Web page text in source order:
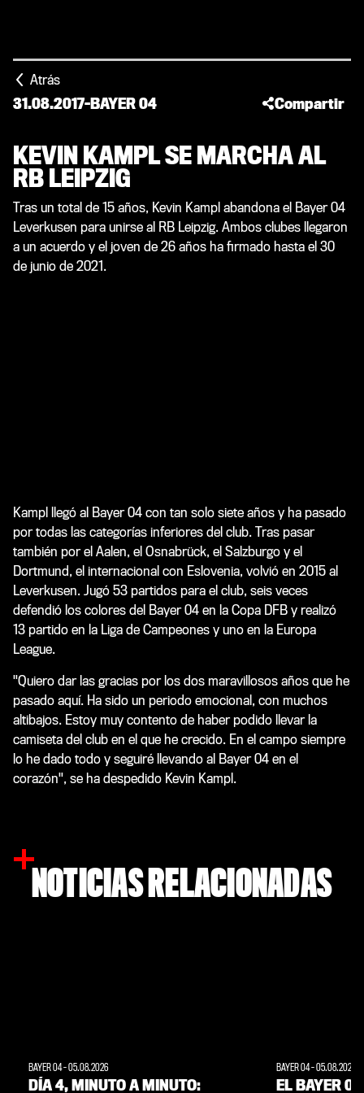
Atrás
31.08.2017-BAYER 04 Compartir
KEVIN KAMPL SE MARCHA AL
RB LEIPZIG
Tras un total de 15 años, Kevin Kampl abandona el Bayer 04
Leverkusen para unirse al RB Leipzig. Ambos clubes llegaron
a un acuerdo y el joven de 26 años ha firmado hasta el 30
de junio de 2021.
Kampl llegó al Bayer 04 con tan solo siete años y ha pasado
por todas las categorías inferiores del club. Tras pasar
también por el Aalen, el Osnabrück, el Salzburgo y el
Dortmund, el internacional con Eslovenia, volvió en 2015 al
Leverkusen. Jugó 53 partidos para el club, seis veces
defendió los colores del Bayer 04 en la Copa DFB y realizó
13 partido en la Liga de Campeones y uno en la Europa
League.
"Quiero dar las gracias por los dos maravillosos años que he
pasado aquí. Ha sido un periodo emocional, con muchos
altibajos. Estoy muy contento de haber podido llevar la
camiseta del club en el que he crecido. En el campo siempre
lo he dado todo y seguiré llevando al Bayer 04 en el
corazón", se ha despedido Kevin Kampl.
NOTICIAS RELACIONADAS
BAYER 04-05.08.2026
DÍA 4, MINUTO A MINUTO:
BAYER 04-05.08.2026
EL BAYER